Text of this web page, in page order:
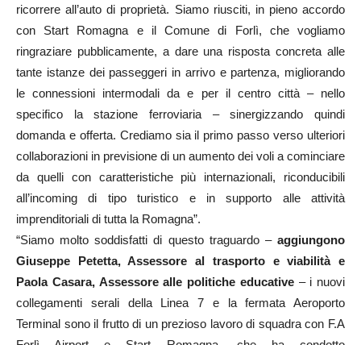
ricorrere all’auto di proprietà. Siamo riusciti, in pieno accordo
con Start Romagna e il Comune di Forlì, che vogliamo
ringraziare pubblicamente, a dare una risposta concreta alle
tante istanze dei passeggeri in arrivo e partenza, migliorando
le connessioni intermodali da e per il centro città – nello
specifico la stazione ferroviaria – sinergizzando quindi
domanda e offerta. Crediamo sia il primo passo verso ulteriori
collaborazioni in previsione di un aumento dei voli a cominciare
da quelli con caratteristiche più internazionali, riconducibili
all’incoming di tipo turistico e in supporto alle attività
imprenditoriali di tutta la Romagna”.
“Siamo molto soddisfatti di questo traguardo – aggiungono
Giuseppe Petetta, Assessore al trasporto e viabilità e
Paola Casara, Assessore alle politiche educative– i nuovi
collegamenti serali della Linea 7 e la fermata Aeroporto
Terminal sono il frutto di un prezioso lavoro di squadra con F.A